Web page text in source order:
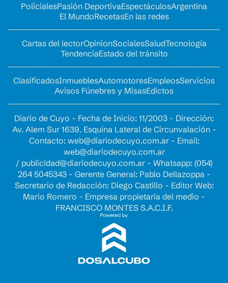
PolicialesPasión DeportivaEspectáculosArgentina
El MundoRecetasEn las redes
Cartas del lectorOpinionSocialesSaludTecnología
TendenciaEstado del tránsito
ClasificadosInmueblesAutomotoresEmpleosServicios
Avisos Fúnebres y MisasEdictos
Diario de Cuyo - Fecha de Inicio: 11/2003 - Dirección:
Av. Alem Sur 1639. Esquina Lateral de Circunvalación -
Contacto: web@diariodecuyo.com.ar- Email:
web@diariodecuyo.com.ar
/ publicidad@diariodecuyo.com.ar- Whatsapp: (054)
264 5045343 - Gerente General: Pablo Dellazoppa -
Secretario de Redacción: Diego Castillo - Editor Web:
Mario Romero - Empresa propietaria del medio -
FRANCISCO MONTES S.A.C.I.F.